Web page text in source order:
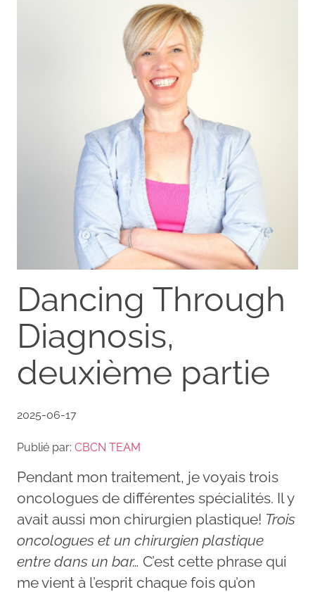
Dancing Through
Diagnosis,
deuxième partie
2025-06-17
Publié par: CBCN TEAM
Pendant mon traitement, je voyais trois
oncologues de différentes spécialités. Il y
avait aussi mon chirurgien plastique! Trois
oncologues et un chirurgien plastique
entre dans un bar… C’est cette phrase qui
me vient à l’esprit chaque fois qu’on